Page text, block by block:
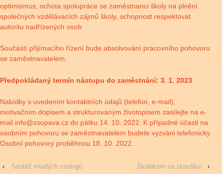
optimismus, ochota spolupráce se zaměstnanci školy na plnění
společných vzdělávacích zájmů školy, schopnost respektovat
autoritu nadřízených osob
Součástí přijímacího řízení bude absolvování pracovního pohovoru
se zaměstnavatelem.
Předpokládaný termín nástupu do zaměstnání: 3. 1. 2023
Nabídky s uvedením kontaktních údajů (telefon, e-mail),
motivačním dopisem a strukturovaným životopisem zasílejte na e-
mail info@zsopava.cz do pátku 14. 10. 2022. K případné účasti na
osobním pohovoru se zaměstnavatelem budete vyzváni telefonicky.
Osobní pohovory proběhnou 18. 10. 2022.
‹ Soutěž mladých zoologů Školákem na zkoušku ›